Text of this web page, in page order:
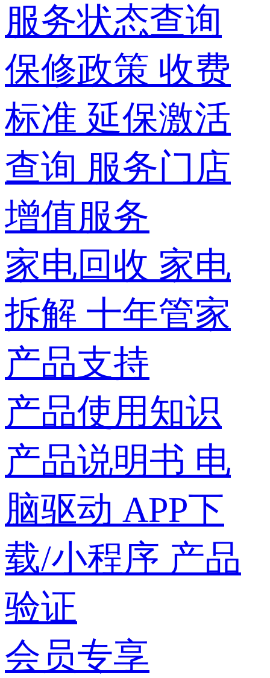
服务状态查询
保修政策 收费
标准 延保激活
查询 服务门店
增值服务
家电回收 家电
拆解 十年管家
产品支持
产品使用知识
产品说明书 电
脑驱动 APP下
载/小程序 产品
验证
会员专享